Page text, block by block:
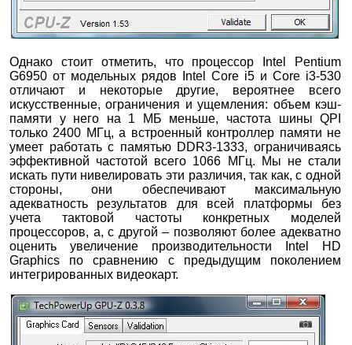
Однако стоит отметить, что процессор Intel Pentium
G6950 от модельных рядов Intel Core i5 и Core i3-530
отличают и некоторые другие, вероятнее всего
искусственные, ограничения и ущемления: объем кэш-
памяти у него на 1 МБ меньше, частота шины QPI
только 2400 МГц, а встроенный контроллер памяти не
умеет работать с памятью DDR3-1333, ограничиваясь
эффективной частотой всего 1066 МГц. Мы не стали
искать пути нивелировать эти различия, так как, с одной
стороны, они обеспечивают максимальную
адекватность результатов для всей платформы без
учета тактовой частоты конкретных моделей
процессоров, а, с другой – позволяют более адекватно
оценить увеличение производительности Intel HD
Graphics по сравнению с предыдущим поколением
интегрированных видеокарт.